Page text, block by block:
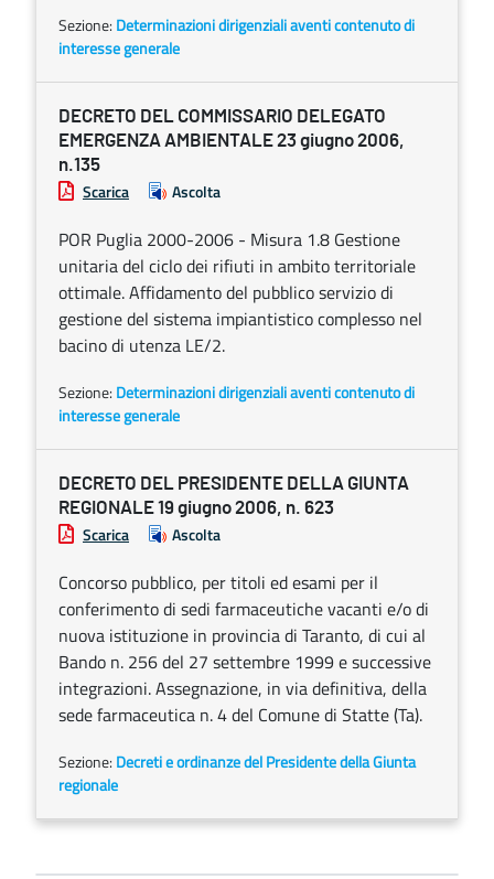
Sezione: Determinazioni dirigenziali aventi contenuto di
interesse generale
DECRETO DEL COMMISSARIO DELEGATO
EMERGENZA AMBIENTALE 23 giugno 2006,
n.135
Scarica Ascolta
POR Puglia 2000-2006 - Misura 1.8 Gestione
unitaria del ciclo dei rifiuti in ambito territoriale
ottimale. Affidamento del pubblico servizio di
gestione del sistema impiantistico complesso nel
bacino di utenza LE/2.
Sezione: Determinazioni dirigenziali aventi contenuto di
interesse generale
DECRETO DEL PRESIDENTE DELLA GIUNTA
REGIONALE 19 giugno 2006, n. 623
Scarica Ascolta
Concorso pubblico, per titoli ed esami per il
conferimento di sedi farmaceutiche vacanti e/o di
nuova istituzione in provincia di Taranto, di cui al
Bando n. 256 del 27 settembre 1999 e successive
integrazioni. Assegnazione, in via definitiva, della
sede farmaceutica n. 4 del Comune di Statte (Ta).
Sezione: Decreti e ordinanze del Presidente della Giunta
regionale